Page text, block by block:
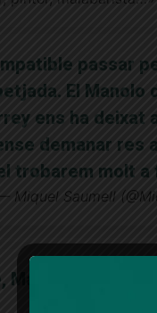
passar
El Manolo
ens ha deixat
demanar res
trobarem molt a
Miquel Saumell
Manolo. Sarrià